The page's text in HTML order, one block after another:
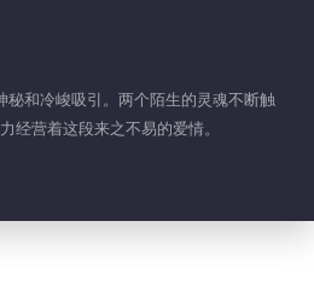
秘和冷峻吸引。两个陌生的灵魂不断触
经营着这段来之不易的爱情。